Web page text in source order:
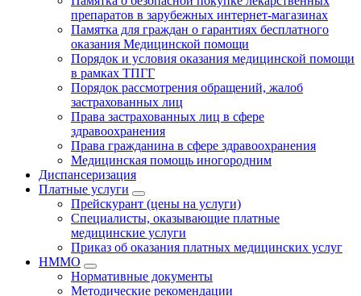
препаратов в зарубежных интернет-магазинах
Памятка для граждан о гарантиях бесплатного
оказания Медицинской помощи
Порядок и условия оказания медицинской помощи
в рамках ТПГГ
Порядок рассмотрения обращений, жалоб
застрахованных лиц
Права застрахованных лиц в сфере
здравоохранения
Права гражданина в сфере здравоохранения
Медицинская помощь иногородним
Диспансеризация
Платные услуги
Прейскурант (цены на услуги)
Специалисты, оказывающие платные
медицинские услуги
Приказ об оказания платных медицинских услуг
НММО
Нормативные документы
Методические рекомендации